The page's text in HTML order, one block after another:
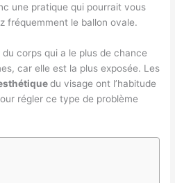
une pratique qui pourrait vous
fréquemment le ballon ovale.
du corps qui a le plus de chance
car elle est la plus exposée. Les
du visage ont l’habitude
régler ce type de problème